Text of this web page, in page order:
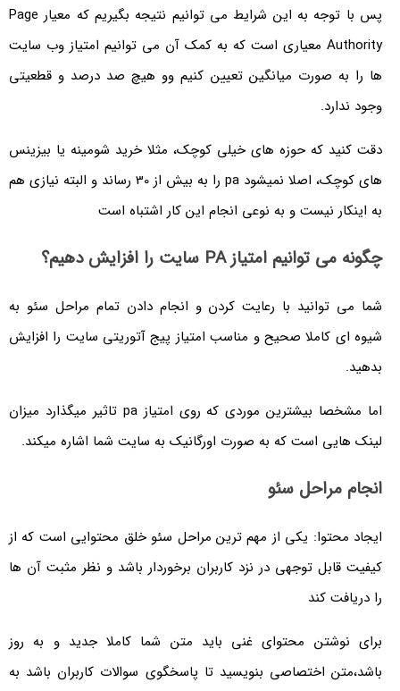
پس با توجه به این شرایط می توانیم نتیجه بگیریم که معیار Page
Authority معیاری است که به کمک آن می توانیم امتیاز وب سایت
ها را به صورت میانگین تعیین کنیم وو هیچ صد درصد و قطعیتی
وجود ندارد.
دقت کنید که حوزه های خیلی کوچک، مثلا خرید شومینه یا بیزینس
های کوچک، اصلا نمیشود pa را به بیش از 30 رساند و البته نیازی هم
به اینکار نیست و به نوعی انجام این کار اشتباه است
چگونه می توانیم امتیاز PA سایت را افزایش دهیم؟
شما می توانید با رعایت کردن و انجام دادن تمام مراحل سئو به
شیوه ای کاملا صحیح و مناسب امتیاز پیج آتوریتی سایت را افزایش
بدهید.
اما مشخصا بیشترین موردی که روی امتیاز pa تاثیر میگذارد میزان
لینک هایی است که به صورت اورگانیک به سایت شما اشاره میکند.
انجام مراحل سئو
ایجاد محتوا: یکی از مهم ترین مراحل سئو خلق محتوایی است که از
کیفیت قابل توجهی در نزد کاربران برخوردار باشد و نظر مثبت آن ها
را دریافت کند
برای نوشتن محتوای غنی باید متن شما کاملا جدید و به روز
باشد،متن اختصاصی بنویسید تا پاسخگوی سوالات کاربران باشد به